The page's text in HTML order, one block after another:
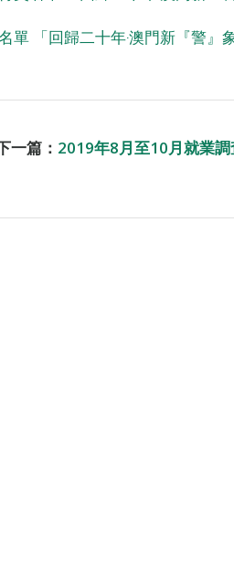
單 「回歸二十年‧澳門新『警』象
一篇： 2019年8月至10月就業調